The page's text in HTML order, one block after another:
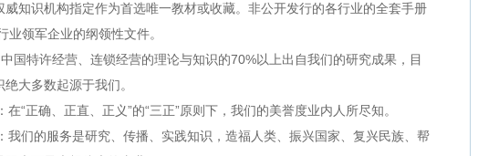
威知识机构指定作为首选唯一教材或收藏。非公开发行的各行业的全套手册
业领军企业的纲领性文件。
中国特许经营、连锁经营的理论与知识的70%以上出自我们的研究成果，目
大多数起源于我们。
：在“正确、正直、正义”的“三正”原则下，我们的美誉度业内人所尽知。
：我们的服务是研究、传播、实践知识，造福人类、振兴国家、复兴民族、帮